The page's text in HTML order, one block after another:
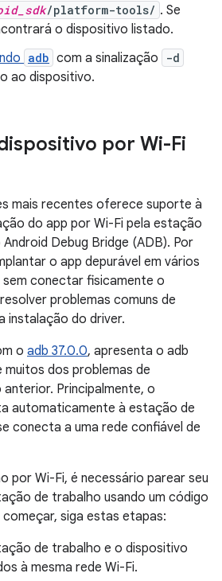
/platform-tools/ . Se
o dispositivo listado.
adb com a sinalização -d
ao dispositivo.
por Wi-Fi
mais recentes oferece suporte à
do app por Wi-Fi pela estação
Debug Bridge (ADB). Por
o app depurável em vários
conectar fisicamente o
problemas comuns de
instalação do driver.
o adb 37.0.0, apresenta o adb
muitos dos problemas de
anterior. Principalmente, o
automaticamente à estação de
conecta a uma rede confiável de
por Wi-Fi, é necessário parear seu
de trabalho usando um código
siga estas etapas:
de trabalho e o dispositivo
à mesma rede Wi-Fi.